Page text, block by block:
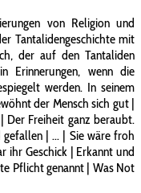
von Religion und
Tantalidengeschichte mit
der auf den Tantaliden
wenn die
werden. In seinem
der Mensch sich gut |
Der Freiheit ganz beraubt.
| ... | Sie wäre froh
ihr Geschick | Erkannt und
Pflicht genannt | Was Not